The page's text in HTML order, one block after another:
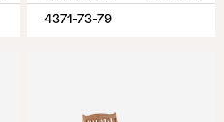
4371-73-79